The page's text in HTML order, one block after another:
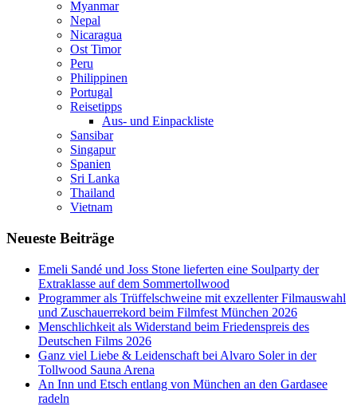
Myanmar
Nepal
Nicaragua
Ost Timor
Peru
Philippinen
Portugal
Reisetipps
Aus- und Einpackliste
Sansibar
Singapur
Spanien
Sri Lanka
Thailand
Vietnam
Neueste Beiträge
Emeli Sandé und Joss Stone lieferten eine Soulparty der
Extraklasse auf dem Sommertollwood
Programmer als Trüffelschweine mit exzellenter Filmauswahl
und Zuschauerrekord beim Filmfest München 2026
Menschlichkeit als Widerstand beim Friedenspreis des
Deutschen Films 2026
Ganz viel Liebe & Leidenschaft bei Alvaro Soler in der
Tollwood Sauna Arena
An Inn und Etsch entlang von München an den Gardasee
radeln